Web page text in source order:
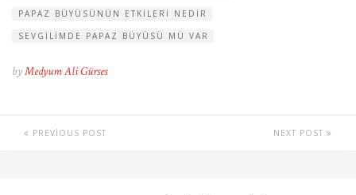
PAPAZ BÜYÜSÜNÜN ETKILERI NEDIR
SEVGILIMDE PAPAZ BÜYÜSÜ MÜ VAR
byMedyum Ali Gürses
PREVIOUS POST NEXT POST